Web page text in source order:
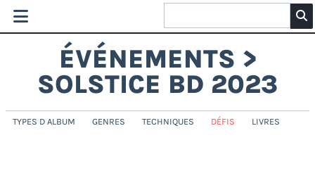
ÉVÉNEMENTS >
SOLSTICE BD 2023
TYPES D ALBUM GENRES TECHNIQUES DÉFIS LIVRES